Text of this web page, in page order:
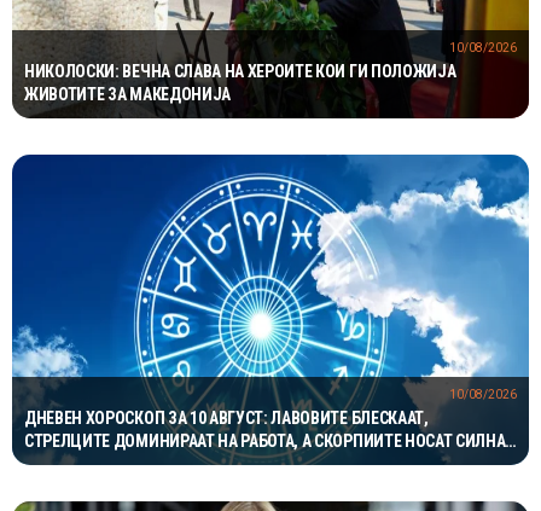
НИКОЛОСКИ: ВЕЧНА СЛАВА НА ХЕРОИТЕ КОИ ГИ ПОЛОЖИЈА
ЖИВОТИТЕ ЗА МАКЕДОНИЈА
10/08/2026
ДНЕВЕН ХОРОСКОП ЗА 10 АВГУСТ: ЛАВОВИТЕ БЛЕСКААТ,
СТРЕЛЦИТЕ ДОМИНИРААТ НА РАБОТА, А СКОРПИИТЕ НОСАТ СИЛНА
ЉУБОВНА ЕНЕРГИЈА
10/08/2026